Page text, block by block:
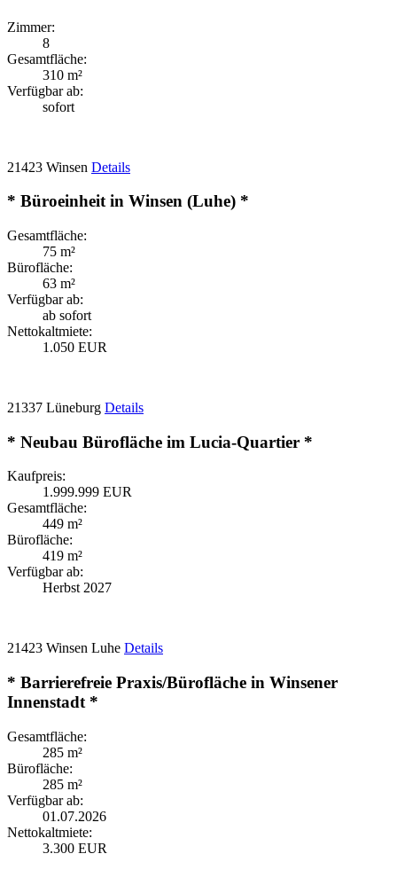
Zimmer:
8
Gesamtfläche:
310 m²
Verfügbar ab:
sofort
21423 Winsen Details
* Büroeinheit in Winsen (Luhe) *
Gesamtfläche:
75 m²
Bürofläche:
63 m²
Verfügbar ab:
ab sofort
Nettokaltmiete:
1.050 EUR
21337 Lüneburg Details
* Neubau Bürofläche im Lucia-Quartier *
Kaufpreis:
1.999.999 EUR
Gesamtfläche:
449 m²
Bürofläche:
419 m²
Verfügbar ab:
Herbst 2027
21423 Winsen Luhe Details
* Barrierefreie Praxis/Bürofläche in Winsener
Innenstadt *
Gesamtfläche:
285 m²
Bürofläche:
285 m²
Verfügbar ab:
01.07.2026
Nettokaltmiete:
3.300 EUR